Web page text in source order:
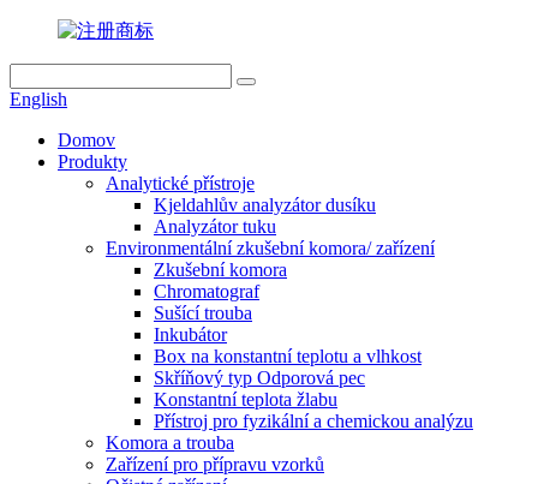
English
Domov
Produkty
Analytické přístroje
Kjeldahlův analyzátor dusíku
Analyzátor tuku
Environmentální zkušební komora/ zařízení
Zkušební komora
Chromatograf
Sušící trouba
Inkubátor
Box na konstantní teplotu a vlhkost
Skříňový typ Odporová pec
Konstantní teplota žlabu
Přístroj pro fyzikální a chemickou analýzu
Komora a trouba
Zařízení pro přípravu vzorků